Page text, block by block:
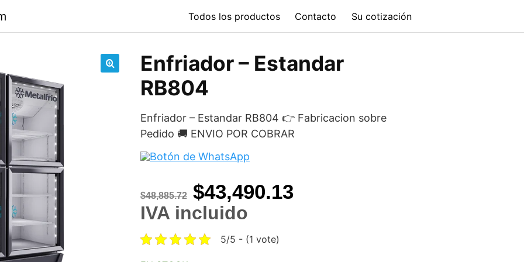
Todos los productos Contacto Su cotización
Enfriador – Estandar
RB804
Enfriador – Estandar RB804 👉 Fabricacion sobre
Pedido 🚚 ENVIO POR COBRAR
$48,885.72 Original
price
was:
$43,490.13Current
IVA incluido
5/5 - (1 vote)